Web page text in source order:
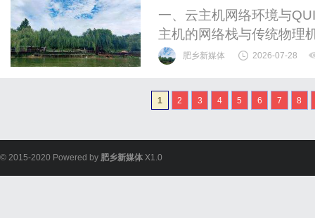
一、云主机网络环境与
主机的网络栈与传统物理
虚拟网络设备（如vNIC）
一物理机上的多个云主机
能波动。动态拓扑变化：
肥乡新媒体 2026-07-28
1 2 3 4 5 6 7 8
© 2015-2020 Powered by 肥乡新媒体 X1.0